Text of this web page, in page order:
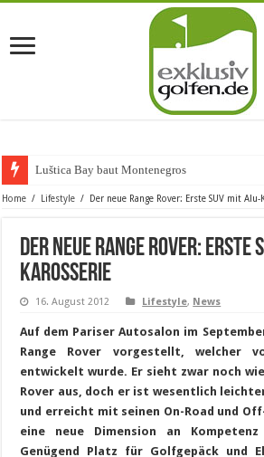
Luštica Bay baut Montenegros erste G
Home / Lifestyle / Der neue Range Rover: Erste SUV mit Alu-
Der neue Range Rover: Erste
Karosserie
16. August 2012 Lifestyle, News
Auf dem Pariser Autosalon im
Range Rover vorgestellt, welcher
entwickelt wurde. Er sieht zwar noch
Rover aus, doch er ist wesentlich
und erreicht mit seinen On-Road und
eine neue Dimension an
Genügend Platz für Golfgepäck und